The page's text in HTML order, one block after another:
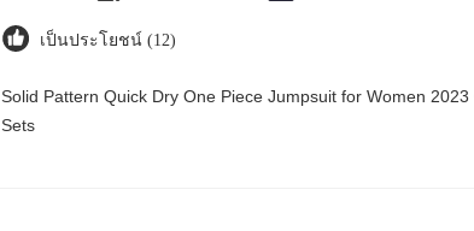
เป็นประโยชน์ (12)
Solid Pattern Quick Dry One Piece Jumpsuit for Women
Sets